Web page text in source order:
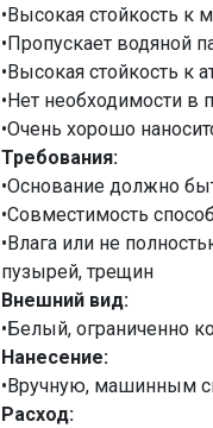
•Высокая стойкость к
•Пропускает водяной
•Высокая стойкость
•Нет необходимости в
•Очень хорошо
Требования:
•Основание должно
•Совместимость
•Влага или не
пузырей, трещин
Внешний вид:
•Белый, ограниченно
Нанесение:
•Вручную, машинным
Расход: